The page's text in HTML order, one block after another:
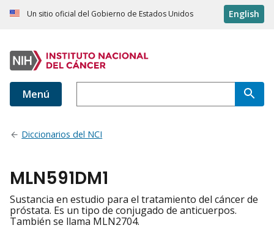
Un sitio oficial del Gobierno de Estados Unidos English
Menú
Diccionarios del NCI
MLN591DM1
Sustancia en estudio para el tratamiento del cáncer de
próstata. Es un tipo de conjugado de anticuerpos.
También se llama MLN2704.